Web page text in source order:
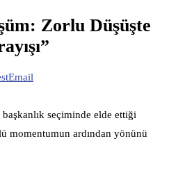
Zorlu Düşüşte
Email
seçiminde elde ettiği
momentumun ardından yönünü